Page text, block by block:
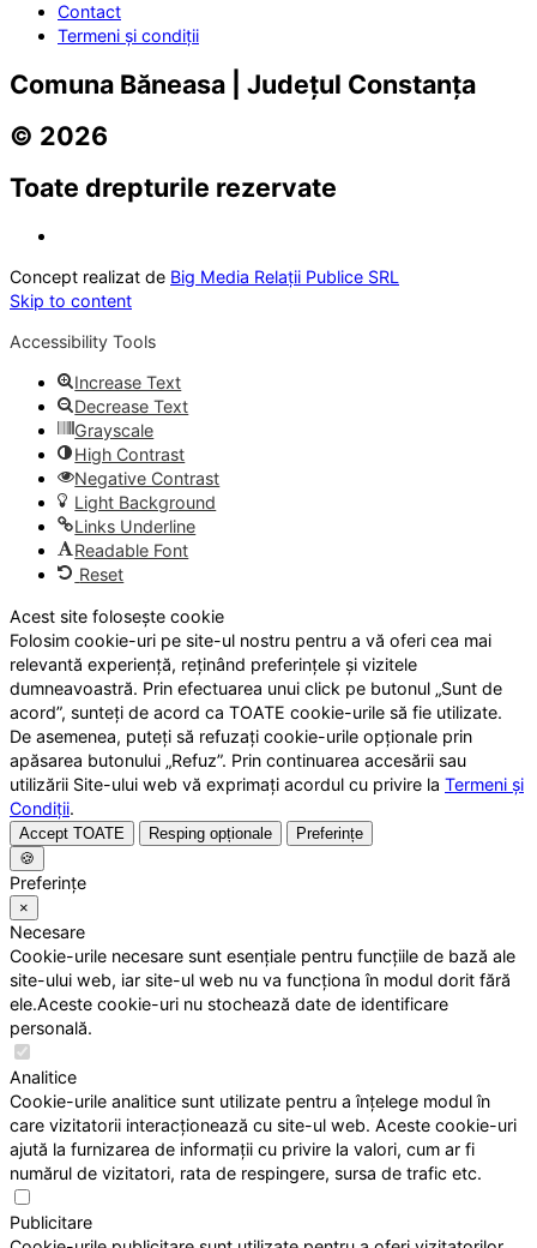
Contact
Termeni și condiții
Comuna Băneasa | Județul Constanța
© 2026
Toate drepturile rezervate
Concept realizat de Big Media Relații Publice SRL
Skip to content
Accessibility Tools
Increase Text
Decrease Text
Grayscale
High Contrast
Negative Contrast
Light Background
Links Underline
Readable Font
Reset
Acest site folosește cookie
Folosim cookie-uri pe site-ul nostru pentru a vă oferi cea mai
relevantă experiență, reținând preferințele și vizitele
dumneavoastră. Prin efectuarea unui click pe butonul „Sunt de
acord”, sunteți de acord ca TOATE cookie-urile să fie utilizate.
De asemenea, puteți să refuzați cookie-urile opționale prin
apăsarea butonului „Refuz”. Prin continuarea accesării sau
utilizării Site-ului web vă exprimați acordul cu privire la Termeni și
Condiții.
Accept TOATE Resping opționale
Preferințe
🍪
Preferințe
×
Necesare
Cookie-urile necesare sunt esențiale pentru funcțiile de bază ale
site-ului web, iar site-ul web nu va funcționa în modul dorit fără
ele.Aceste cookie-uri nu stochează date de identificare
personală.
Analitice
Cookie-urile analitice sunt utilizate pentru a înțelege modul în
care vizitatorii interacționează cu site-ul web. Aceste cookie-uri
ajută la furnizarea de informații cu privire la valori, cum ar fi
numărul de vizitatori, rata de respingere, sursa de trafic etc.
Publicitare